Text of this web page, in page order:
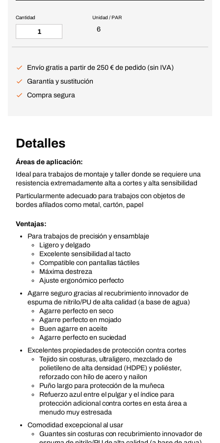
Unidad / PAR
6
Cantidad
Envío gratis a partir de 250 € de pedido (sin IVA)
Garantía y sustitución
Compra segura
Detalles
Áreas de aplicación:
Ideal para trabajos de montaje y taller donde se requiere una
resistencia extremadamente alta a cortes y alta sensibilidad
Particularmente adecuado para trabajos con objetos de
bordes afilados como metal, cartón, papel
Ventajas:
Para trabajos de precisión y ensamblaje
Ligero y delgado
Excelente sensibilidad al tacto
Compatible con pantallas táctiles
Máxima destreza
Ajuste ergonómico perfecto
Agarre seguro gracias al recubrimiento innovador de
espuma de nitrilo/PU de alta calidad (a base de agua)
Agarre perfecto en seco
Agarre perfecto en mojado
Buen agarre en aceite
Agarre perfecto en suciedad
Excelentes propiedades de protección contra cortes
Tejido sin costuras, ultraligero, mezclado de
polietileno de alta densidad (HDPE) y poliéster,
reforzado con hilo de acero y nailon
Puño largo para protección de la muñeca
Refuerzo azul entre el pulgar y el índice para
protección adicional contra cortes en esta área a
menudo muy estresada
Comodidad excepcional al usar
Guantes sin costuras con recubrimiento innovador de